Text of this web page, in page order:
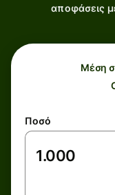
αποφάσεις
Μέση
Ποσό